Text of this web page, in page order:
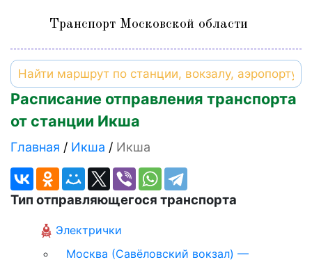
Транспорт Московской области
Расписание отправления транспорта
от станции Икша
Главная Икша Икша
Тип отправляющегося транспорта
Электрички
Москва (Савёловский вокзал) —